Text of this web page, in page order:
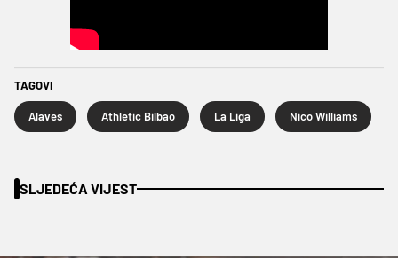
TAGOVI
Alaves Athletic Bilbao La Liga Nico Williams
SLJEDEĆA VIJEST